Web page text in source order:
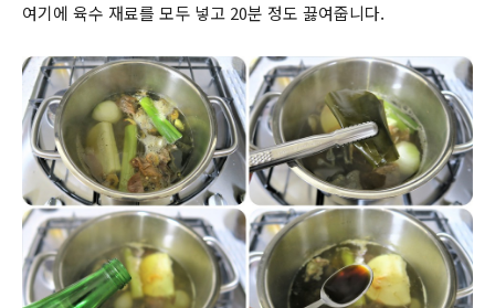
여기에 육수 재료를 모두 넣고 20분 정도 끓여줍니다.